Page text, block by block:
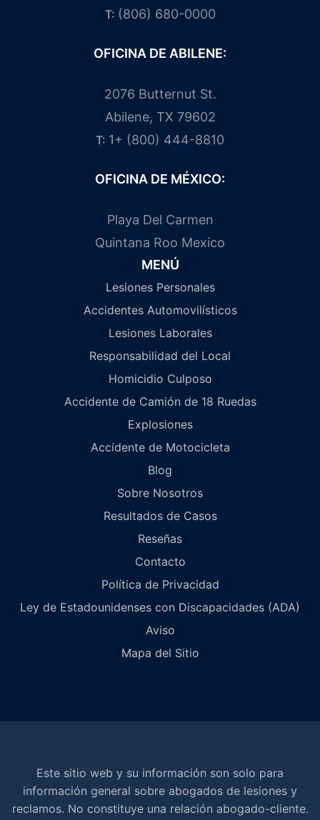
T: (806) 680-0000
OFICINA DE ABILENE:
2076 Butternut St.
Abilene, TX 79602
T: 1+ (800) 444-8810
OFICINA DE MÉXICO:
Playa Del Carmen
Quintana Roo Mexico
MENÚ
Lesiones Personales
Accidentes Automovilísticos
Lesiones Laborales
Responsabilidad del Local
Homicidio Culposo
Accidente de Camión de 18 Ruedas
Explosiones
Accidente de Motocicleta
Blog
Sobre Nosotros
Resultados de Casos
Reseñas
Contacto
Política de Privacidad
Ley de Estadounidenses con Discapacidades (ADA)
Aviso
Mapa del Sitio
Este sitio web y su información son solo para
información general sobre abogados de lesiones y
reclamos. No constituye una relación abogado-cliente.